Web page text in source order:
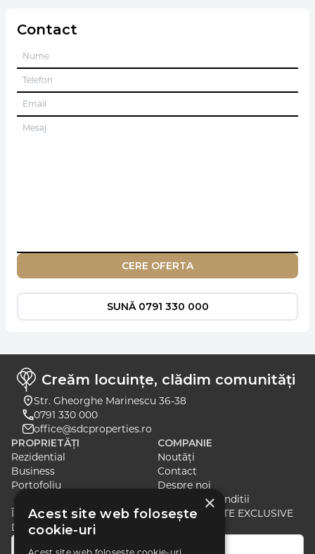
Contact
CERE OFERTA
SUNĂ 0791 330 000
Creăm locuințe, clădim comunități
Str. Gheorghe Marinescu 36-38
0791 330 000
office@sdcproperties.ro
PROPRIETĂȚI
Rezidential
Business
Portofoliu
COMPANIE
Noutăți
Contact
Despre noi
Termeni si Conditii
ÎNSCRIE-TE PENTRU A PRIMI ȘTIRI ȘI OFERTE EXCLUSIVE
DESPRE CELE MAI RECENTE LANSĂRI
×
Acest site web folosește
cookie-uri